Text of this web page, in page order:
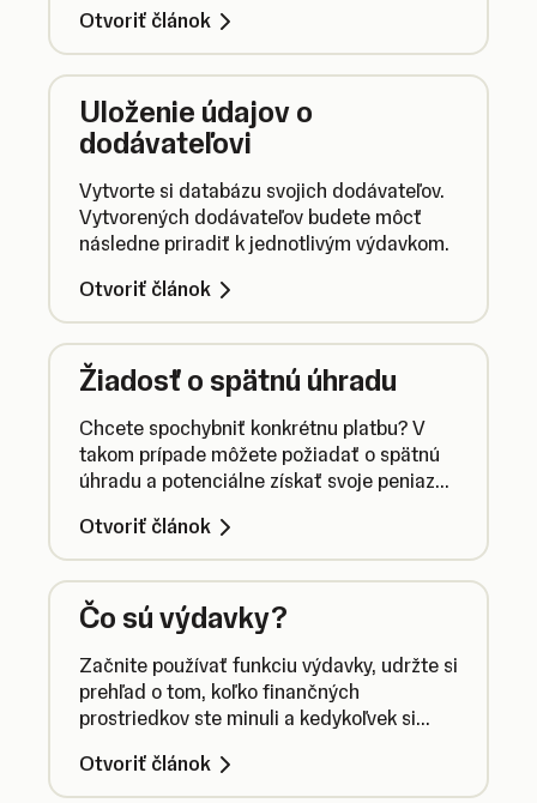
peniaze budú odoslané správnej osobe.
Otvoriť článok
Uloženie údajov o
dodávateľovi
Vytvorte si databázu svojich dodávateľov.
Vytvorených dodávateľov budete môcť
následne priradiť k jednotlivým výdavkom.
Otvoriť článok
Žiadosť o spätnú úhradu
Chcete spochybniť konkrétnu platbu? V
takom prípade môžete požiadať o spätnú
úhradu a potenciálne získať svoje peniaze
ktorý môže skončiť neúspechom, a preto
by ste si o ňom mali prečítať viac.
Otvoriť článok
Čo sú výdavky?
Začnite používať funkciu výdavky, udržte si
prehľad o tom, koľko finančných
prostriedkov ste minuli a kedykoľvek si
Otvoriť článok